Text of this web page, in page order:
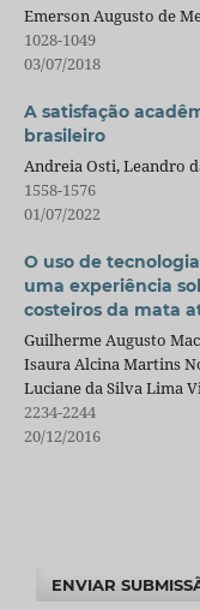
Emerson Augusto de
1028-1049
03/07/2018
A satisfação
brasileiro
Andreia Osti, Leandro
1558-1576
01/07/2022
O uso de
uma experiência
costeiros da mata
Guilherme Augusto
Isaura Alcina Martins
Luciane da Silva Lima
2234-2244
20/12/2016
ENVIAR